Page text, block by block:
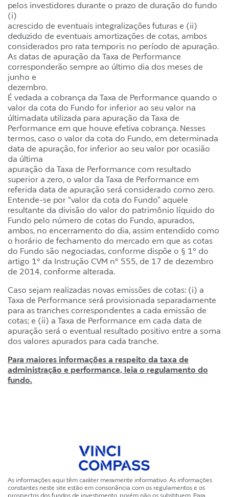
pelos investidores durante o prazo de duração do fundo
(i)
acrescido de eventuais integralizações futuras e (ii)
deduzido de eventuais amortizações de cotas, ambos
considerados pro rata temporis no período de apuração.
As datas de apuração da Taxa de Performance
corresponderão sempre ao último dia dos meses de
junho e
dezembro.
É vedada a cobrança da Taxa de Performance quando o
valor da cota do Fundo for inferior ao seu valor na
últimadata utilizada para apuração da Taxa de
Performance em que houve efetiva cobrança. Nesses
termos, caso o valor da cota do Fundo, em determinada
data de apuração, for inferior ao seu valor por ocasião
da última
apuração da Taxa de Performance com resultado
superior a zero, o valor da Taxa de Performance em
referida data de apuração será considerado como zero.
Entende-se por “valor da cota do Fundo” aquele
resultante da divisão do valor do patrimônio líquido do
Fundo pelo número de cotas do Fundo, apurados,
ambos, no encerramento do dia, assim entendido como
o horário de fechamento do mercado em que as cotas
do Fundo são negociadas, conforme dispõe o § 1º do
artigo 1º da Instrução CVM nº 555, de 17 de dezembro
de 2014, conforme alterada.
Caso sejam realizadas novas emissões de cotas: (i) a
Taxa de Performance será provisionada separadamente
para as tranches correspondentes a cada emissão de
cotas; e (ii) a Taxa de Performance em cada data de
apuração será o eventual resultado positivo entre a soma
dos valores apurados para cada tranche.
Para maiores informações a respeito da taxa de
administração e performance, leia o regulamento do
fundo.
As informações aqui têm caráter meramente informativo. As informações
constantes neste site estão em consonância com os regulamentos e os
prospectos dos fundos de investimento, porém não os substituem. Para